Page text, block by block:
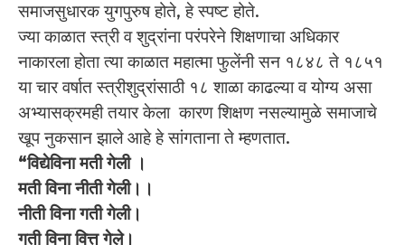
समाजसुधारक युगपुरुष होते, हे स्पष्ट होते.
ज्या काळात स्त्री व शुद्रांना परंपरेने शिक्षणाचा अधिकार
नाकारला होता त्या काळात महात्मा फुलेंनी सन १८४८ ते १८५१
या चार वर्षात स्त्रीशुद्रांसाठी १८ शाळा काढल्या व योग्य असा
अभ्यासक्रमही तयार केला कारण शिक्षण नसल्यामुळे समाजाचे
खूप नुकसान झाले आहे हे सांगताना ते म्हणतात.
“विद्येविना मती गेली ।
मती विना नीती गेली।।
नीती विना गती गेली।
गती विना वित्त गेले।